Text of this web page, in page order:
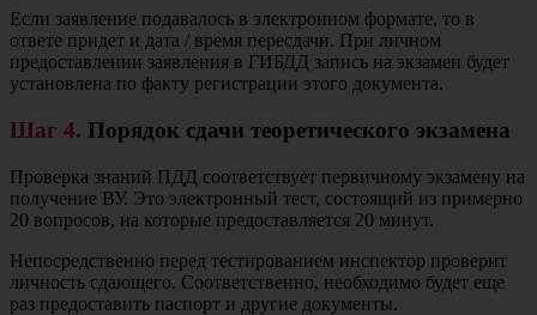
Если заявление подавалось в электронном формате, то в
ответе придет и дата / время пересдачи. При личном
предоставлении заявления в ГИБДД запись на экзамен будет
установлена по факту регистрации этого документа.
Шаг 4. Порядок сдачи теоретического экзамена
Проверка знаний ПДД соответствует первичному экзамену на
получение ВУ. Это электронный тест, состоящий из примерно
20 вопросов, на которые предоставляется 20 минут.
Непосредственно перед тестированием инспектор проверит
личность сдающего. Соответственно, необходимо будет еще
раз предоставить паспорт и другие документы.